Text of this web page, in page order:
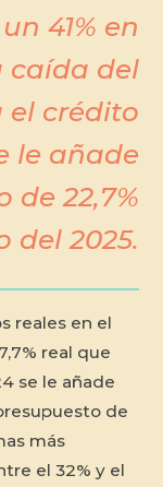
41% en
caída del
el crédito
le añade
de 22,7%
del 2025.
reales en el
real que
se le añade
de
más
el 32% y el